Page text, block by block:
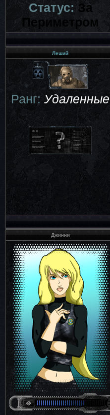
Статус:За
Периметром
Леший
Ранг:Удаленные
Джинни